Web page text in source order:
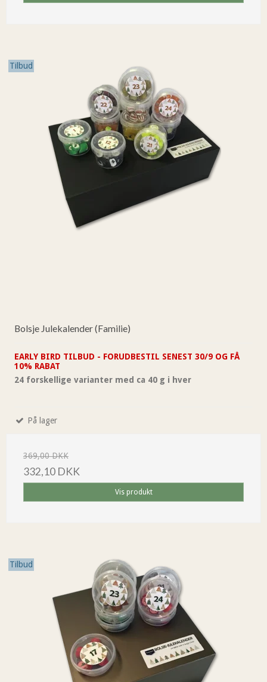
Tilbud
Bolsje Julekalender (Familie)
EARLY BIRD TILBUD - FORUDBESTIL SENEST 30/9 OG FÅ
10% RABAT
24 forskellige varianter med ca 40 g i hver
På lager
369,00 DKK
332,10 DKK
Vis produkt
Tilbud